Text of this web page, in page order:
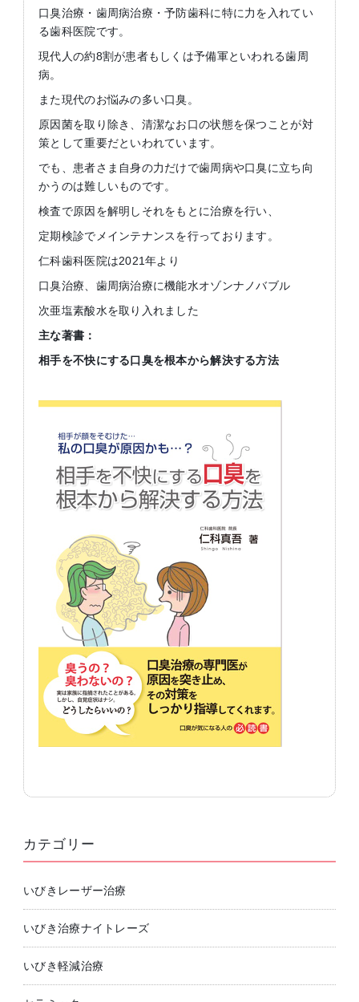
口臭治療・歯周病治療・予防歯科に特に力を入れてい
る歯科医院です。
現代人の約8割が患者もしくは予備軍といわれる歯周
病。
また現代のお悩みの多い口臭。
原因菌を取り除き、清潔なお口の状態を保つことが対
策として重要だといわれています。
でも、患者さま自身の力だけで歯周病や口臭に立ち向
かうのは難しいものです。
検査で原因を解明しそれをもとに治療を行い、
定期検診でメインテナンスを行っております。
仁科歯科医院は2021年より
口臭治療、歯周病治療に機能水オゾンナノバブル
次亜塩素酸水を取り入れました
主な著書：
相手を不快にする口臭を根本から解決する方法
カテゴリー
いびきレーザー治療
いびき治療ナイトレーズ
いびき軽減治療